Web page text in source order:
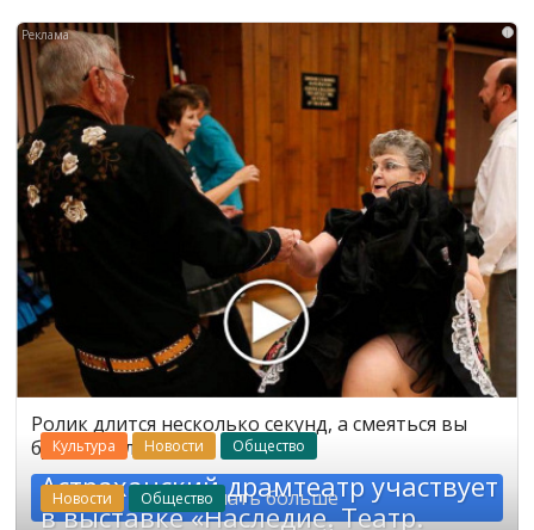
i
Ролик длится несколько секунд, а смеяться вы
будете долго
Узнать больше
Культура Новости Общество
Астраханский драмтеатр участвует
в выставке «Наследие. Театр.
Новости Общество